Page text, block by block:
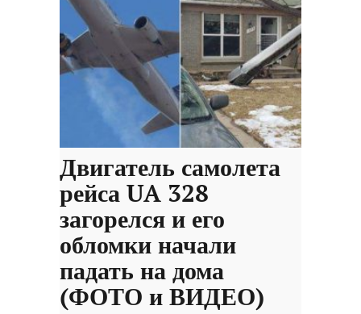
Двигатель самолета
рейса UA 328
загорелся и его
обломки начали
падать на дома
(ФОТО и ВИДЕО)